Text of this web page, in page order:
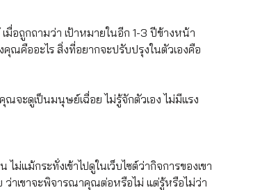
มื่อถูกถามว่า เป้าหมายในอีก 1-3 ปีข้างหน้า
คืออะไร สิ่งที่อยากจะปรับปรุงในตัวเองคือ
จะดูเป็นมนุษย์เฉื่อย ไม่รู้จักตัวเอง ไม่มีแรง
ม้กระทั่งเข้าไปดูในเว็บไซต์ว่ากิจการของเขา
ว่าเขาจะพิจารณาคุณต่อหรือไม่ แต่รู้หรือไม่ว่า